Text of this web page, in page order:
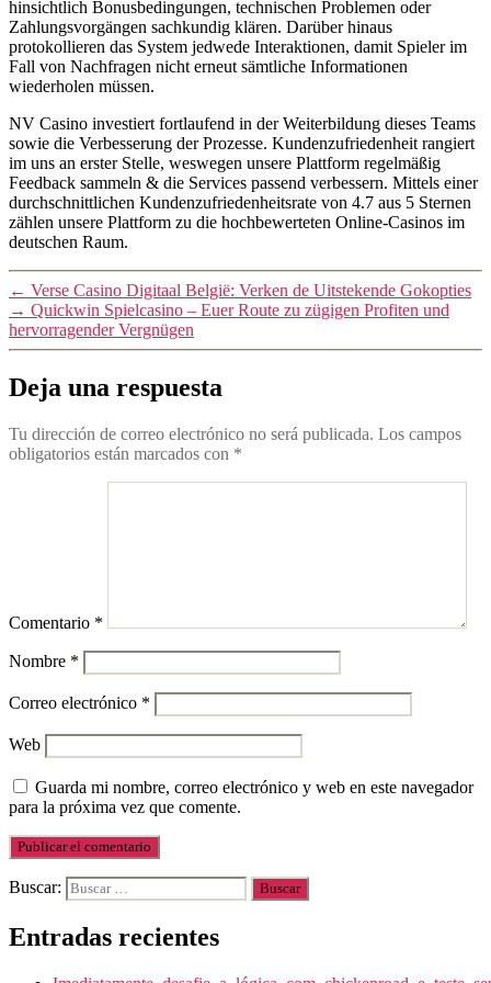
hinsichtlich Bonusbedingungen, technischen Problemen oder
Zahlungsvorgängen sachkundig klären. Darüber hinaus
protokollieren das System jedwede Interaktionen, damit Spieler im
Fall von Nachfragen nicht erneut sämtliche Informationen
wiederholen müssen.
NV Casino investiert fortlaufend in der Weiterbildung dieses Teams
sowie die Verbesserung der Prozesse. Kundenzufriedenheit rangiert
im uns an erster Stelle, weswegen unsere Plattform regelmäßig
Feedback sammeln & die Services passend verbessern. Mittels einer
durchschnittlichen Kundenzufriedenheitsrate von 4.7 aus 5 Sternen
zählen unsere Plattform zu die hochbewerteten Online-Casinos im
deutschen Raum.
← Verse Casino Digitaal België: Verken de Uitstekende Gokopties
→ Quickwin Spielcasino – Euer Route zu zügigen Profiten und
hervorragender Vergnügen
Deja una respuesta
Tu dirección de correo electrónico no será publicada. Los campos
obligatorios están marcados con *
Comentario *
Nombre *
Correo electrónico *
Web
Guarda mi nombre, correo electrónico y web en este navegador
para la próxima vez que comente.
Buscar:
Entradas recientes